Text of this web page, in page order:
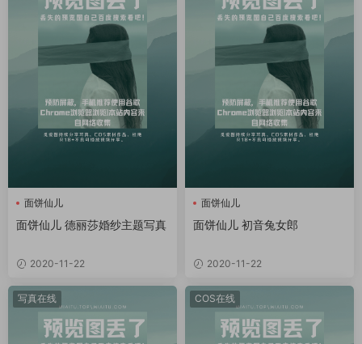
面饼仙儿
面饼仙儿 德丽莎婚纱主题写真
2020-11-22
面饼仙儿
面饼仙儿 初音兔女郎
2020-11-22
写真在线 COS在线